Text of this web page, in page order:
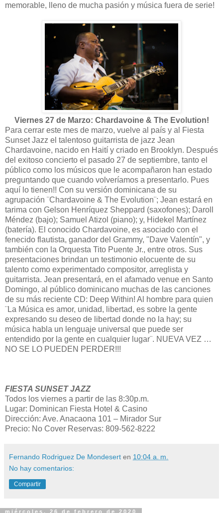
memorable, lleno de mucha pasión y música fuera de serie!
Viernes 27 de Marzo: Chardavoine & The Evolution!
Para cerrar este mes de marzo, vuelve al país y al Fiesta
Sunset Jazz el talentoso guitarrista de jazz Jean
Chardavoine, nacido en Haití y criado en Brooklyn. Después
del exitoso concierto el pasado 27 de septiembre, tanto el
público como los músicos que le acompañaron han estado
preguntando que cuando volveríamos a presentarlo. Pues
aquí lo tienen!! Con su versión dominicana de su
agrupación ¨Chardavoine & The Evolution¨; Jean estará en
tarima con Gelson Henríquez Sheppard (saxofones); Daroll
Méndez (bajo); Samuel Atizol (piano); y, Hidekel Martínez
(batería). El conocido Chardavoine, es asociado con el
fenecido flautista, ganador del Grammy, "Dave Valentín", y
también con la Orquesta Tito Puente Jr., entre otros. Sus
presentaciones brindan un testimonio elocuente de su
talento como experimentado compositor, arreglista y
guitarrista. Jean presentará, en el afamado venue en Santo
Domingo, al público dominicano muchas de las canciones
de su más reciente CD: Deep Within! Al hombre para quien
¨La Música es amor, unidad, libertad, es sobre la gente
expresando su deseo de libertad donde no la hay; su
música habla un lenguaje universal que puede ser
entendido por la gente en cualquier lugar¨. NUEVA VEZ …
NO SE LO PUEDEN PERDER!!!
FIESTA SUNSET JAZZ
Todos los viernes a partir de las 8:30p.m.
Lugar: Dominican Fiesta Hotel & Casino
Dirección: Ave. Anacaona 101 – Mirador Sur
Precio: No Cover Reservas: 809-562-8222
Fernando Rodriguez De Mondesert en 10:04 a. m.
No hay comentarios:
Compartir
miércoles, 26 de febrero de 2020